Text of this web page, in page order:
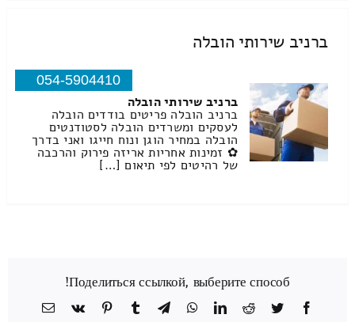
ברניב שירותי הובלה
054-5904410
ברניב שירותי הובלה
ברניב הובלה פריטים בודדים הובלה
לעסקים ומשרדים הובלה לסטודנטים
הובלה במחיר הוגן ונוח חייגו ואני בדרך
✿ זמינות אחריות אריזה פירוק והרכבה
של רהיטים לפי תיאום […]
Поделиться ссылкой, выберите способ!
Facebook
Twitter
Reddit
LinkedIn
WhatsApp
Telegram
Tumblr
Pinterest
Vk
כתובת